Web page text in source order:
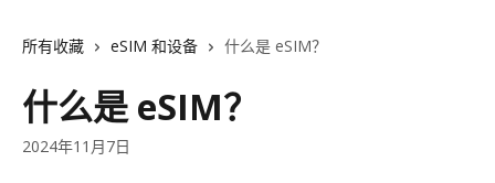
所有收藏 eSIM 和设备 什么是 eSIM？
什么是 eSIM？
2024年11月7日